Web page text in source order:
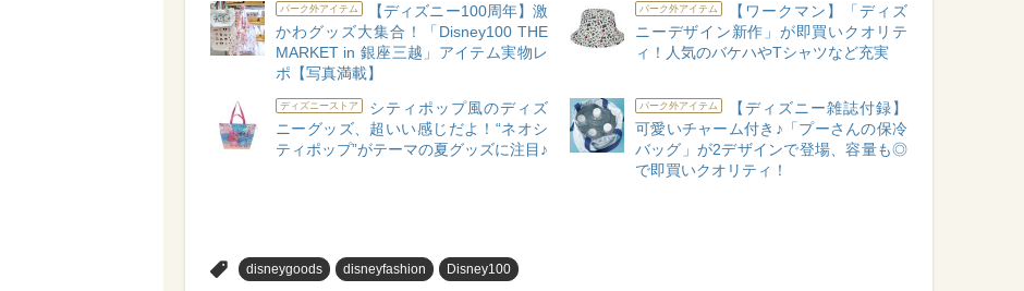
パーク外アイテム
【ディズニー100周年】激
かわグッズ大集合！「Disney100 THE
MARKET in 銀座三越」アイテム実物レ
ポ【写真満載】
パーク外アイテム
【ワークマン】「ディズ
ニーデザイン新作」が即買いクオリテ
ィ！人気のバケハやTシャツなど充実
ディズニーストア
シティポップ風のディズ
ニーグッズ、超いい感じだよ！“ネオシ
ティポップ”がテーマの夏グッズに注目♪
パーク外アイテム
【ディズニー雑誌付録】
可愛いチャーム付き♪「プーさんの保冷
バッグ」が2デザインで登場、容量も◎
で即買いクオリティ！
disneygoods disneyfashion Disney100